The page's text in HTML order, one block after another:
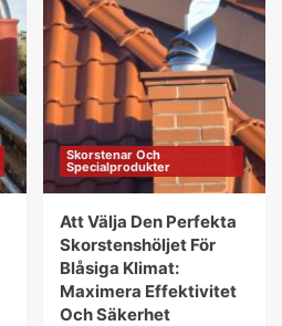
Skorstenar Och
Specialprodukter
Att Välja Den Perfekta
Skorstenshöljet För
Blåsiga Klimat:
Maximera Effektivitet
Och Säkerhet